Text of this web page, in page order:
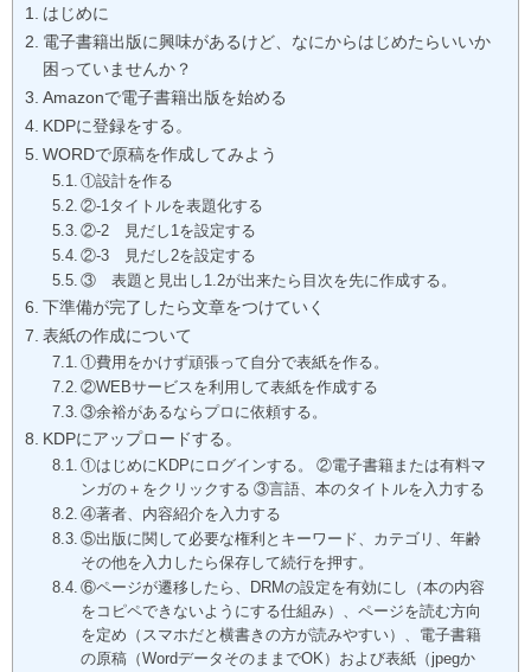
はじめに
電子書籍出版に興味があるけど、なにからはじめたらいいか
困っていませんか？
Amazonで電子書籍出版を始める
KDPに登録をする。
WORDで原稿を作成してみよう
①設計を作る
②-1タイトルを表題化する
②-2 見だし1を設定する
②-3 見だし2を設定する
③ 表題と見出し1.2が出来たら目次を先に作成する。
下準備が完了したら文章をつけていく
表紙の作成について
①費用をかけず頑張って自分で表紙を作る。
②WEBサービスを利用して表紙を作成する
③余裕があるならプロに依頼する。
KDPにアップロードする。
①はじめにKDPにログインする。 ②電子書籍または有料マ
ンガの＋をクリックする ③言語、本のタイトルを入力する
④著者、内容紹介を入力する
⑤出版に関して必要な権利とキーワード、カテゴリ、年齢
その他を入力したら保存して続行を押す。
⑥ページが遷移したら、DRMの設定を有効にし（本の内容
をコピペできないようにする仕組み）、ページを読む方向
を定め（スマホだと横書きの方が読みやすい）、電子書籍
の原稿（WordデータそのままでOK）および表紙（jpegか